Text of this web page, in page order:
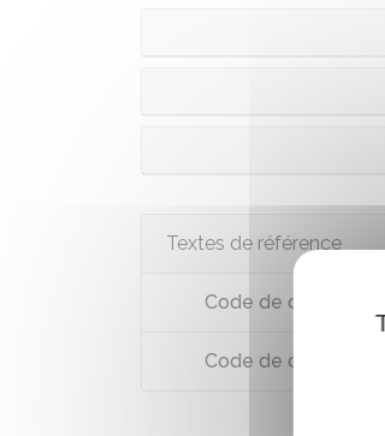
Textes de référence
Code de commerce
Code de commerce